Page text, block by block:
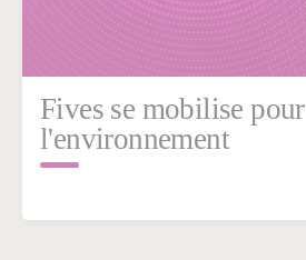
Fives se mobilise pour
l'environnement